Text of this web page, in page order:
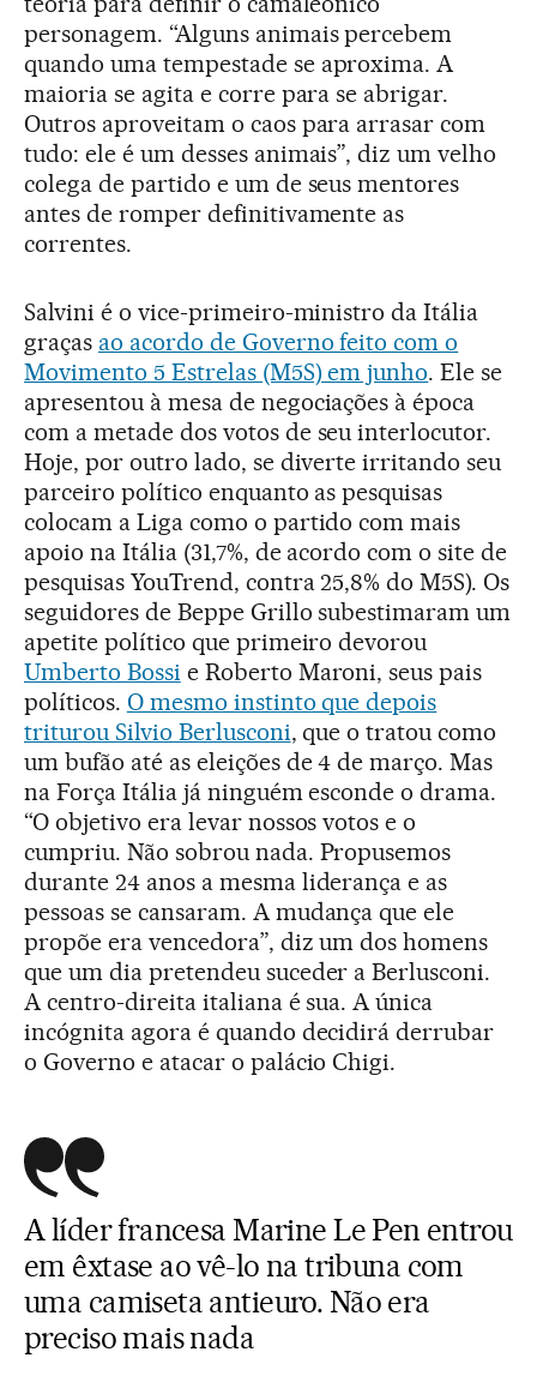
personagem. “Alguns animais percebem
quando uma tempestade se aproxima. A
maioria se agita e corre para se abrigar.
Outros aproveitam o caos para arrasar com
tudo: ele é um desses animais”, diz um velho
colega de partido e um de seus mentores
antes de romper definitivamente as
correntes.
Salvini é o vice-primeiro-ministro da Itália
graças ao acordo de Governo feito com o
Movimento 5 Estrelas (M5S) em junho. Ele se
apresentou à mesa de negociações à época
com a metade dos votos de seu interlocutor.
Hoje, por outro lado, se diverte irritando seu
parceiro político enquanto as pesquisas
colocam a Liga como o partido com mais
apoio na Itália (31,7%, de acordo com o site de
pesquisas YouTrend, contra 25,8% do M5S). Os
seguidores de Beppe Grillo subestimaram um
apetite político que primeiro devorou
Umberto Bossi e Roberto Maroni, seus pais
políticos. O mesmo instinto que depois
triturou Silvio Berlusconi, que o tratou como
um bufão até as eleições de 4 de março. Mas
na Força Itália já ninguém esconde o drama.
“O objetivo era levar nossos votos e o
cumpriu. Não sobrou nada. Propusemos
durante 24 anos a mesma liderança e as
pessoas se cansaram. A mudança que ele
propõe era vencedora”, diz um dos homens
que um dia pretendeu suceder a Berlusconi.
A centro-direita italiana é sua. A única
incógnita agora é quando decidirá derrubar
o Governo e atacar o palácio Chigi.
A líder francesa Marine Le Pen entrou
em êxtase ao vê-lo na tribuna com
uma camiseta antieuro. Não era
preciso mais nada